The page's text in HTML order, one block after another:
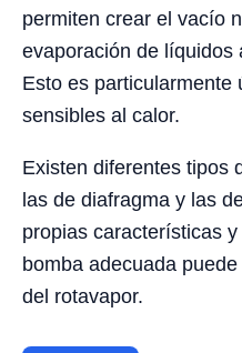
permiten crear el vacío
evaporación de líquidos
Esto es particularmente
sensibles al calor.
Existen diferentes tipos
las de diafragma y las
propias características
bomba adecuada
del rotavapor.